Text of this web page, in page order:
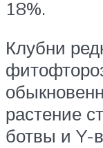
18%.
Клубни
растение
ботвы и Y-